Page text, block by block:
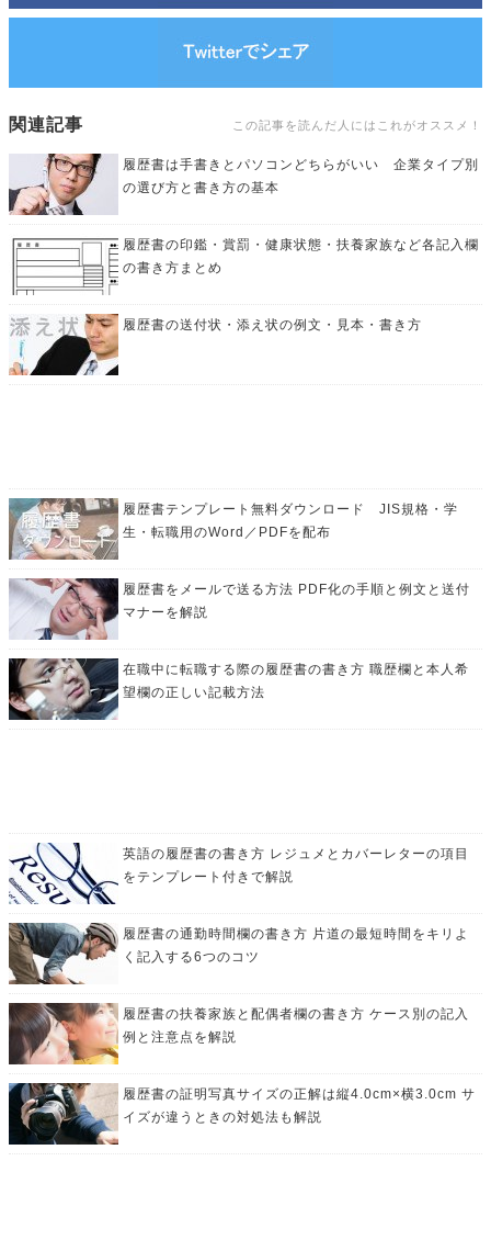
関連記事 この記事を読んだ人にはこれがオススメ！
履歴書は手書きとパソコンどちらがいい 企業タイプ別
の選び方と書き方の基本
履歴書の印鑑・賞罰・健康状態・扶養家族など各記入欄
の書き方まとめ
履歴書の送付状・添え状の例文・見本・書き方
履歴書テンプレート無料ダウンロード JIS規格・学
生・転職用のWord／PDFを配布
履歴書をメールで送る方法 PDF化の手順と例文と送付
マナーを解説
在職中に転職する際の履歴書の書き方 職歴欄と本人希
望欄の正しい記載方法
英語の履歴書の書き方 レジュメとカバーレターの項目
をテンプレート付きで解説
履歴書の通勤時間欄の書き方 片道の最短時間をキリよ
く記入する6つのコツ
履歴書の扶養家族と配偶者欄の書き方 ケース別の記入
例と注意点を解説
履歴書の証明写真サイズの正解は縦4.0cm×横3.0cm サ
イズが違うときの対処法も解説